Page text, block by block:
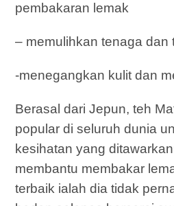
pembakaran lemak
– memulihkan tenaga dan
-menegangkan kulit dan
Berasal dari Jepun, teh
popular di seluruh dunia
kesihatan yang
membantu membakar
terbaik ialah dia tidak